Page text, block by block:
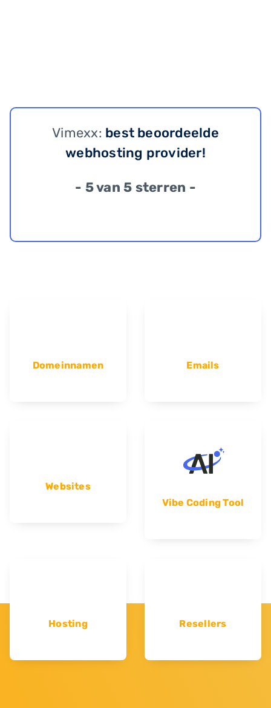
Vimexx: best beoordeelde
webhosting provider!
- 5 van 5 sterren -
Domeinnamen Emails
Websites
Vibe Coding Tool
Hosting Resellers